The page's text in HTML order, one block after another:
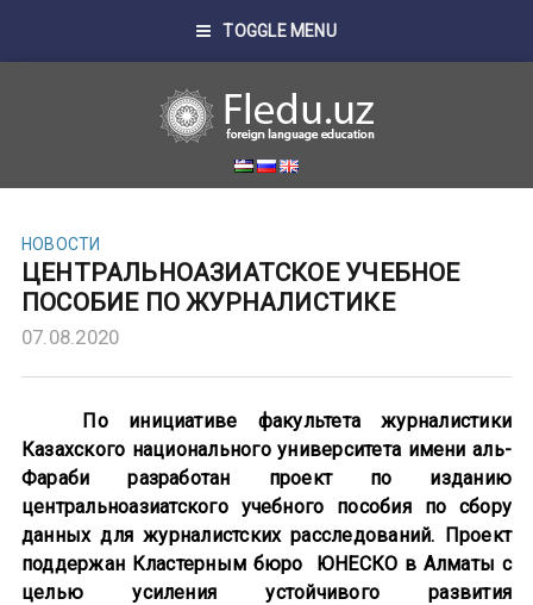
TOGGLE MENU
НОВОСТИ
ЦЕНТРАЛЬНОАЗИАТСКОЕ УЧЕБНОЕ
ПОСОБИЕ ПО ЖУРНАЛИСТИКЕ
07.08.2020
По инициативе факультета журналистики
Казахского национального университета имени аль-
Фараби разработан проект по изданию
центральноазиатского учебного пособия по сбору
данных для журналистских расследований. Проект
поддержан Кластерным бюро ЮНЕСКО в Алматы с
целью усиления устойчивого развития